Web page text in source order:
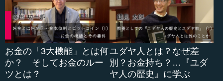
お金の「3大機能」とは何
か？ そしてお金のルー
ツとは？
ユダヤ人とは？なぜ差
別？お金持ち？…『ユダ
ヤ人の歴史』に学ぶ